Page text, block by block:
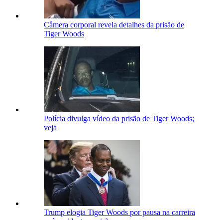
Câmera corporal revela detalhes da prisão de
Tiger Woods
Polícia divulga vídeo da prisão de Tiger Woods;
veja
Trump elogia Tiger Woods por pausa na carreira